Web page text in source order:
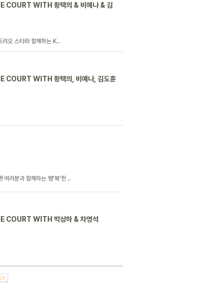
COURT WITH 황택의 & 비예나 & 김
오 스타와 함께하는 K..
COURT WITH 황택의, 비예나, 김도훈
여러분과 함께하는 행'복'한 ..
COURT WITH 박상하 & 차영석